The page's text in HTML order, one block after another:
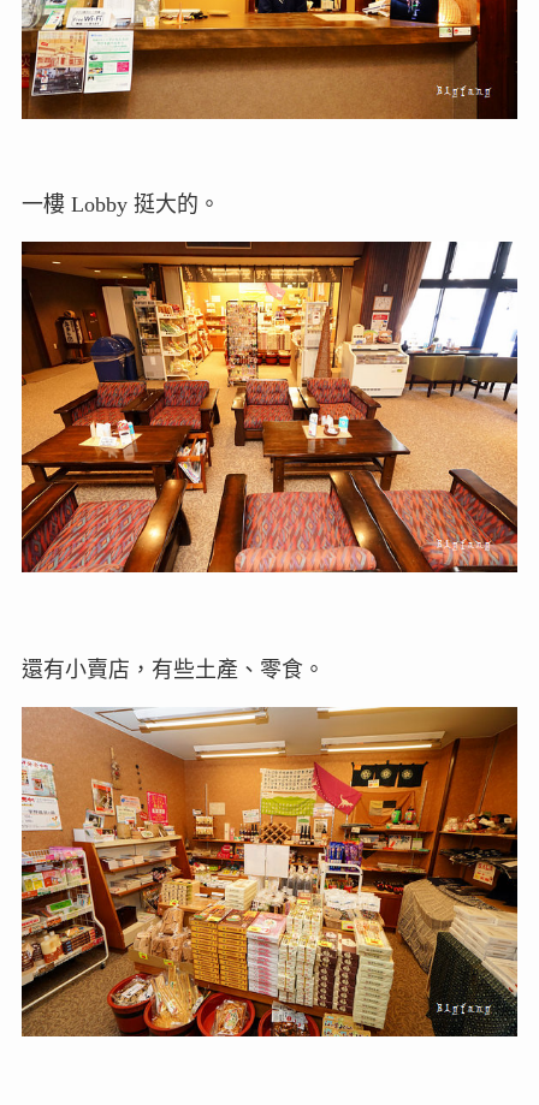
一樓 Lobby 挺大的。
還有小賣店，有些土產、零食。